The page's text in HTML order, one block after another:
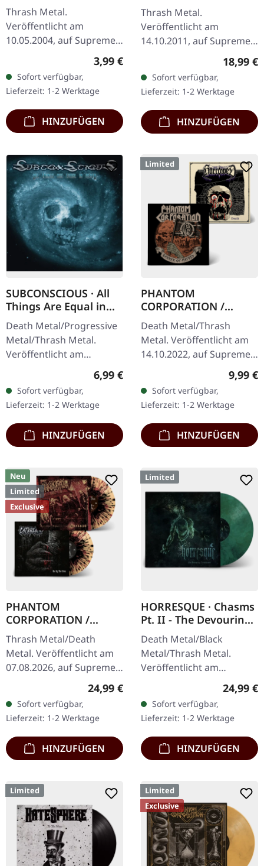
CD
Thrash Metal.
Veröffentlicht am
10.05.2004, auf Supreme
Chaos Records. CD im
Jewelcase mit Booklet.
Das dritte Album der
Rhine Area Thrasher
bietet…
Regulärer Preis:
3,99 €
Sofort verfügbar,
Lieferzeit: 1-2 Werktage
HINZUFÜGEN
TRANSPARENT RED LP
Thrash Metal.
Veröffentlicht am
14.10.2011, auf Supreme
Transparent rotes Vinyl
im Gatefold-Cover,
nummeriert, limitiert auf
400…
18,99 €
Sofort verfügbar,
Lieferzeit: 1-2 Werktage
HINZUFÜGEN
SUBCONSCIOUS · All
Things Are Equal in
Death | CD
Death Metal/Progressive
Metal/Thrash Metal.
Veröffentlicht am
08.08.2008, auf Supreme
Chaos Records. CD im
Jewelcase mit 8-seitigem
Booklet.…
Regulärer Preis:
6,99 €
Sofort verfügbar,
Lieferzeit: 1-2 Werktage
HINZUFÜGEN
Limited
PHANTOM
CORPORATION /
HARROWED · Split |
DIGIPAK CD
Death Metal/Thrash
Metal. Veröffentlicht am
14.10.2022, auf Supreme
Chaos Records. Wende-
DigiPak mit je einer Band
auf einer Seite und 8-
seitigem…
9,99 €
Sofort verfügbar,
Lieferzeit: 1-2 Werktage
HINZUFÜGEN
Neu
Limited
Exclusive
PHANTOM
CORPORATION /
CATBREATH ·
Commando / Die By
The Claw |
ORANGE/BLACK/RED
Thrash Metal/Death
Metal. Veröffentlicht am
07.08.2026, auf Supreme
Chaos Records. Oranges
Vinyl mit schwarzen und
roten Splattern im
schweren…
Regulärer Preis:
24,99 €
Sofort verfügbar,
Lieferzeit: 1-2 Werktage
HINZUFÜGEN
Limited
HORRESQUE · Chasms
Pt. II - The Devouring
Exorbitance |
MARBLED LP
Death Metal/Black
Metal/Thrash Metal.
Veröffentlicht am
22.03.2024, auf Supreme
Chaos Records. Exklusives
'Malstrom
Clear/Grün/Schwarz
marmoriertes'…
24,99 €
Sofort verfügbar,
Lieferzeit: 1-2 Werktage
HINZUFÜGEN
Limited
Limited
Exclusive